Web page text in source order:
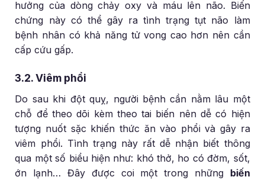
hưởng của dòng chảy oxy và máu lên não. Biến
chứng này có thể gây ra tình trạng tụt não làm
bệnh nhân có khả năng tử vong cao hơn nên cần
cấp cứu gấp.
3.2. Viêm phổi
Do sau khi đột quỵ, người bệnh cần nằm lâu một
chỗ để theo dõi kèm theo tai biến nên dễ có hiện
tượng nuốt sặc khiến thức ăn vào phổi và gây ra
viêm phổi. Tình trạng này rất dễ nhận biết thông
qua một số biểu hiện như: khó thở, ho có đờm, sốt,
ớn lạnh… Đây được coi một trong những biến